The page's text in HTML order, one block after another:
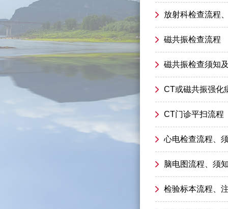
放射科检查流程
磁共振检查流程
磁共振检查须知
CT或磁共振强化
CT门诊平扫流程
心电检查流程、
脑电图流程、须
检验标本流程、